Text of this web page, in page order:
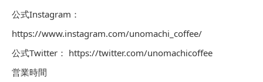
公式Instagram：
https://www.instagram.com/unomachi_coffee/
公式Twitter： https://twitter.com/unomachicoffee
営業時間